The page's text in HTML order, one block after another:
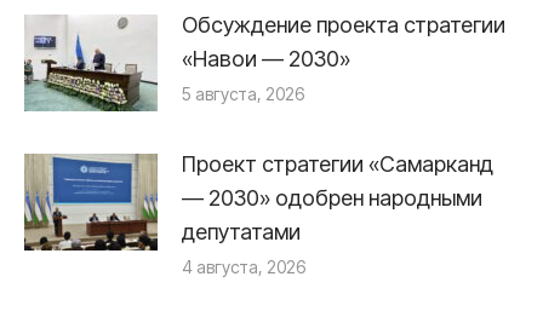
Обсуждение проекта стратегии
«Навои — 2030»
5 августа, 2026
Проект стратегии «Самарканд
— 2030» одобрен народными
депутатами
4 августа, 2026